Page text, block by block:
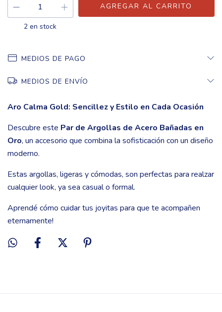
2 en stock
MEDIOS DE PAGO
MEDIOS DE ENVÍO
Aro Calma Gold: Sencillez y Estilo en Cada Ocasión
Descubre este Par de Argollas de Acero Bañadas en
Oro, un accesorio que combina la sofisticación con un diseño
moderno.
Estas argollas, ligeras y cómodas, son perfectas para realzar
cualquier look, ya sea casual o formal.
Aprendé cómo cuidar tus joyitas para que te acompañen
eternamente!